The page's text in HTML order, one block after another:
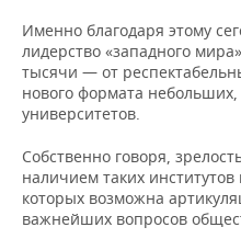
Именно благодаря этому
лидерство «западного
тысячи — от
нового формата
университетов.
Собственно говоря,
наличием таких
которых возможна
важнейших вопросов